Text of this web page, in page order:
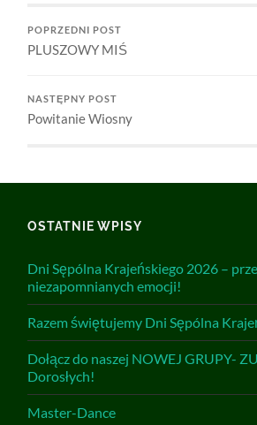
POPRZEDNI POST
PLUSZOWY MIŚ
NASTĘPNY POST
Powitanie Wiosny
OSTATNIE WPISY
Dni Sępólna Krajeńskiego 2026 –
niezapomnianych emocji!
Razem świętujemy Dni Sępólna
Dołącz do naszej NOWEJ GRUPY-
Dorosłych!
Master-Dance